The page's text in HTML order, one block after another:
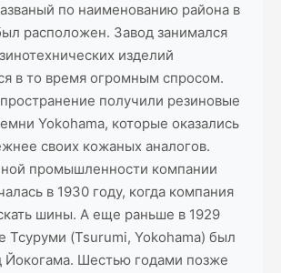
по наименованию района в
расположен. Завод занимался
изделий
в то время огромным спросом.
получили резиновые
Yokohama, которые оказались
своих кожаных аналогов.
промышленности компании
в 1930 году, когда компания
шины. А еще раньше в 1929
Тсуруми (Tsurumi, Yokohama) был
Йокогама. Шестью годами позже